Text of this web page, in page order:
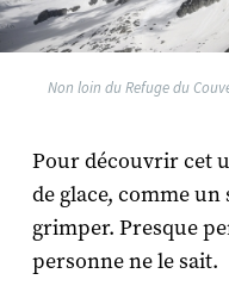
Non loin du Refuge du
Pour découvrir cet
de glace, comme
grimper. Presque
personne ne le sait.